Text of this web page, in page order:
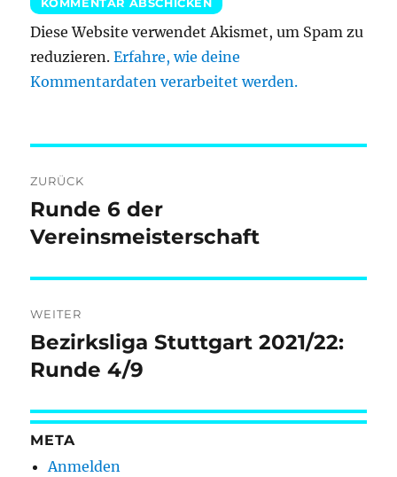
Diese Website verwendet Akismet, um Spam zu
reduzieren.Erfahre, wie deine
Kommentardaten verarbeitet werden.
ZURÜCK
Vorheriger
Beitrag:
Runde 6 der
Vereinsmeisterschaft
WEITER
Nächster
Beitrag:
Bezirksliga Stuttgart 2021/22:
Runde 4/9
META
Anmelden